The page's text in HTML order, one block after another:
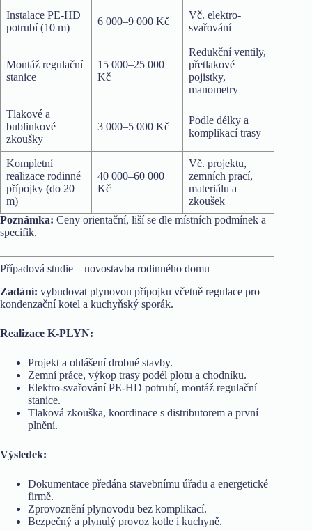
Instalace PE-HD
potrubí (10 m)
6 000–9 000 Kč
Vč. elektro-
svařování
Montáž regulační
stanice
15 000–25 000
Kč
Redukční ventily,
přetlakové
pojistky,
manometry
Tlakové a
bublinkové
zkoušky
3 000–5 000 Kč
Podle délky a
komplikací trasy
Kompletní
realizace rodinné
přípojky (do 20
m)
40 000–60 000
Kč
Vč. projektu,
zemních prací,
materiálu a
zkoušek
Poznámka: Ceny orientační, liší se dle místních podmínek a
specifik.
Případová studie – novostavba rodinného domu
Zadání: vybudovat plynovou přípojku včetně regulace pro
kondenzační kotel a kuchyňský sporák.
Realizace K-PLYN:
Projekt a ohlášení drobné stavby.
Zemní práce, výkop trasy podél plotu a chodníku.
Elektro-svařování PE-HD potrubí, montáž regulační
stanice.
Tlaková zkouška, koordinace s distributorem a první
plnění.
Výsledek:
Dokumentace předána stavebnímu úřadu a energetické
firmě.
Zprovoznění plynovodu bez komplikací.
Bezpečný a plynulý provoz kotle i kuchyně.